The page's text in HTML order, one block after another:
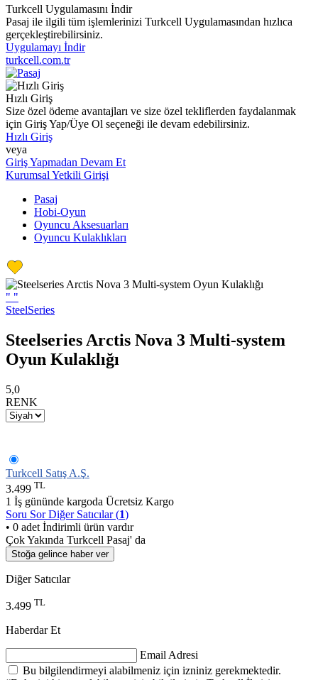
Turkcell Uygulamasını İndir
Pasaj ile ilgili tüm işlemlerinizi Turkcell Uygulamasından hızlıca
gerçekleştirebilirsiniz.
Uygulamayı İndir
turkcell.com.tr
Hızlı Giriş
Size özel ödeme avantajları ve size özel tekliflerden faydalanmak
için Giriş Yap/Üye Ol seçeneği ile devam edebilirsiniz.
Hızlı Giriş
veya
Giriş Yapmadan Devam Et
Kurumsal Yetkili Girişi
Pasaj
Hobi-Oyun
Oyuncu Aksesuarları
Oyuncu Kulaklıkları
" "
SteelSeries
Steelseries Arctis Nova 3 Multi-system
Oyun Kulaklığı
5,0
RENK
Turkcell Satış A.Ş.
3.499 TL
1 İş gününde kargoda Ücretsiz Kargo
Soru SorDiğer Satıcılar (1)
• 0 adet İndirimli ürün vardır
Çok Yakında Turkcell Pasaj' da
Stoğa gelince haber ver
Diğer Satıcılar
3.499 TL
Haberdar Et
Email Adresi
Bu bilgilendirmeyi alabilmeniz için izniniz gerekmektedir.